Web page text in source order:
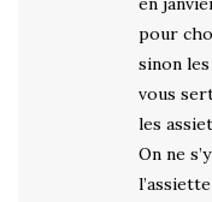
pour
sinon
vous
les
On ne